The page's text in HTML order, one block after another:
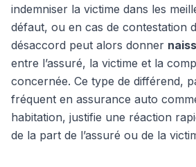
indemniser la victime dans les
défaut, ou en cas de contestation
désaccord peut alors donner
entre l’assuré, la victime et la
concernée. Ce type de différend,
fréquent en assurance auto
habitation, justifie une réaction
de la part de l’assuré ou de la